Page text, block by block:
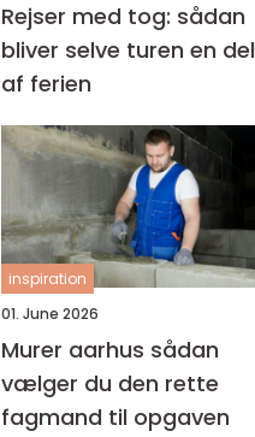
Rejser med tog: sådan
bliver selve turen en del
af ferien
inspiration
01. June 2026
Murer aarhus sådan
vælger du den rette
fagmand til opgaven